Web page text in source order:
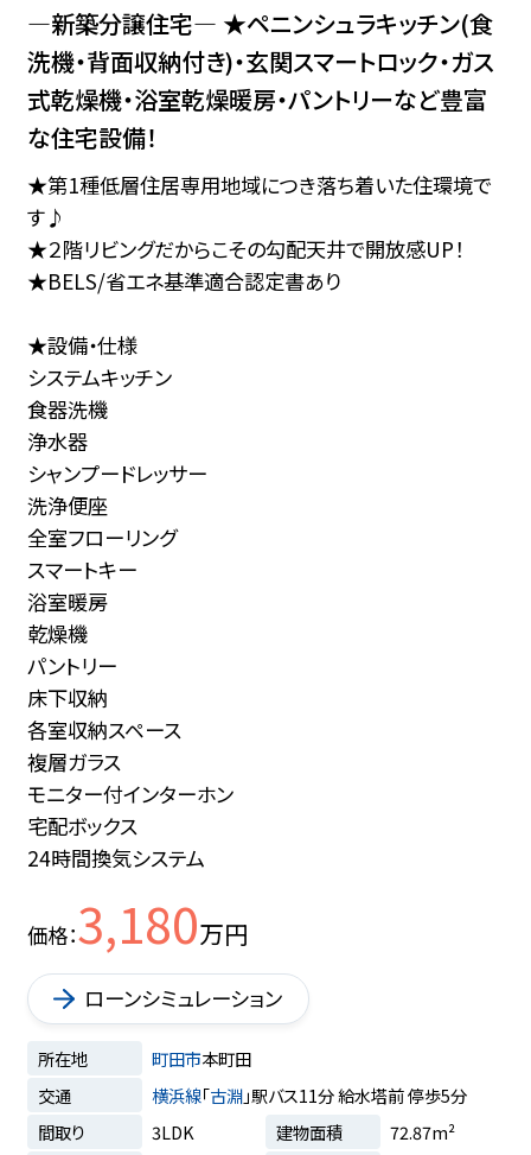
―新築分譲住宅― ★ペニンシュラキッチン(食
洗機・背面収納付き)・玄関スマートロック・ガス
式乾燥機・浴室乾燥暖房・パントリーなど豊富
な住宅設備！
★第1種低層住居専用地域につき落ち着いた住環境で
す♪
★２階リビングだからこその勾配天井で開放感UP！
★BELS/省エネ基準適合認定書あり
★設備・仕様
システムキッチン
食器洗機
浄水器
シャンプードレッサー
洗浄便座
全室フローリング
スマートキー
浴室暖房
乾燥機
パントリー
床下収納
各室収納スペース
複層ガラス
モニター付インターホン
宅配ボックス
24時間換気システム
価格 3,180万円
ローンシミュレーション
所在地 町田市本町田
交通
横浜線「古淵」駅バス11分 給水塔前 停歩5分
間取り
3LDK 建物面積
72.87m²